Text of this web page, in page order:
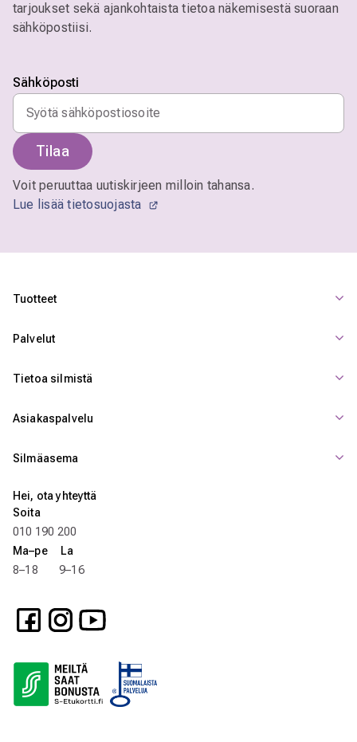
tarjoukset sekä ajankohtaista tietoa näkemisestä suoraan
sähköpostiisi.
Sähköposti
Tilaa
Voit peruuttaa uutiskirjeen milloin tahansa.
Lue lisää tietosuojasta
Tuotteet
Palvelut
Tietoa silmistä
Asiakaspalvelu
Silmäasema
Hei, ota yhteyttä
Soita
010 190 200
Ma–pe La
8–18 9–16